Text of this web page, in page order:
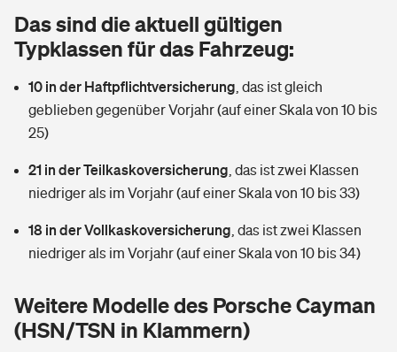
Rentenrechner: Wie viel Geld bekomme ich im Alter?
Wer versichert was: Jetzt Versicherer finden
Sie haben Fragen?
Vermieterrrechtsschutz
Mietkautionsversicherung
Restkreditversicherung
Zur Übersicht
Tools
Hochwasser-Check: Wie gefährdet ist Ihr Haus?
Wer versichert was: Jetzt Versicherer finden
Kinderunfall­ver­si­che­rung
Reiseversicherung
Handyversicherung
Private Cyberversicherung
Musikinstrumentenversicherung
Tierkrankenversicherung
Zur Übersicht
Sie haben Fragen?
Rentenrechner: Wie viel Geld bekomme ich im Alter?
Das sind die aktuell gültigen
Typklassen für das Fahrzeug:
10 in der Haftpflichtversicherung das ist gleich
geblieben gegenüber Vorjahr (auf einer Skala von 10 bis
25)
21 in der Teilkaskoversicherung das ist zwei Klassen
niedriger als im Vorjahr (auf einer Skala von 10 bis 33)
18 in der Vollkaskoversicherung das ist zwei Klassen
niedriger als im Vorjahr (auf einer Skala von 10 bis 34)
Weitere Modelle des Porsche Cayman
(HSN/TSN in Klammern)